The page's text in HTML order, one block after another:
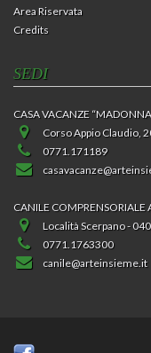
Area Riservata
Credits
SEDI
CASA VACANZE
Corso Appio Claudio,
0771.171189
CANILE COMPRENSORIALE
Località Scerpano -
0771.1763300
canile@arteinsieme.it